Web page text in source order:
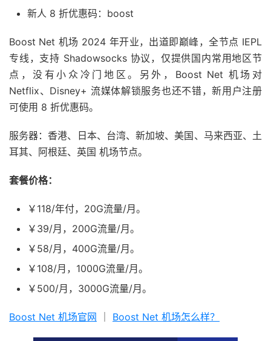
新人 8 折优惠码：boost
Boost Net 机场 2024 年开业，出道即巅峰，全节点 IEPL
专线，支持 Shadowsocks 协议，仅提供国内常用地区节
点，没有小众冷门地区。另外，Boost Net 机场对
Netflix、Disney+ 流媒体解锁服务也还不错，新用户注册
可使用 8 折优惠码。
服务器：香港、日本、台湾、新加坡、美国、马来西亚、土
耳其、阿根廷、英国 机场节点。
套餐价格：
￥118/年付，20G流量/月。
￥39/月，200G流量/月。
￥58/月，400G流量/月。
￥108/月，1000G流量/月。
￥500/月，3000G流量/月。
Boost Net 机场官网 Boost Net 机场怎么样？